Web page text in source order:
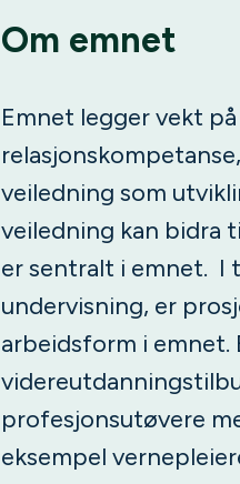
Om emnet
Emnet legger vekt
veiledning som
veiledning kan bidra
er sentralt i emnet. I
undervisning, er
arbeidsform i emnet.
profesjonsutøvere
eksempel